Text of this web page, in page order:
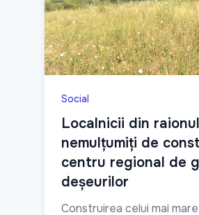
Social
Localnicii din
nemulțumiți de
centru regional de
deșeurilor
Construirea celui mai